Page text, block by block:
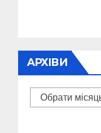
АРХІВИ
Архіви